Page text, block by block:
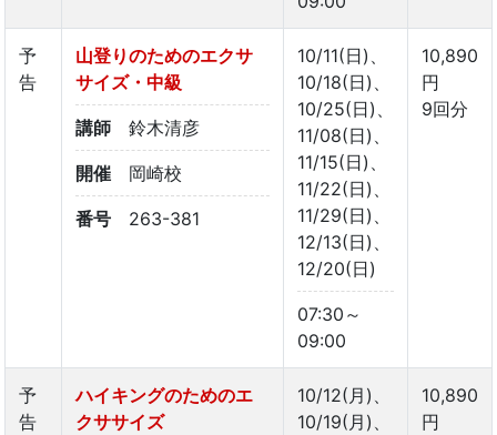
予
告
山登りのためのエクサ
サイズ・中級
講師 鈴木清彦
開催 岡崎校
番号 263-381
10/11(日)、
10/18(日)、
10/25(日)、
11/08(日)、
11/15(日)、
11/22(日)、
11/29(日)、
12/13(日)、
12/20(日)
07:30～
09:00
10,890
円
9回分
予
告
ハイキングのためのエ
クササイズ
10/12(月)、
10/19(月)、
10,890
円